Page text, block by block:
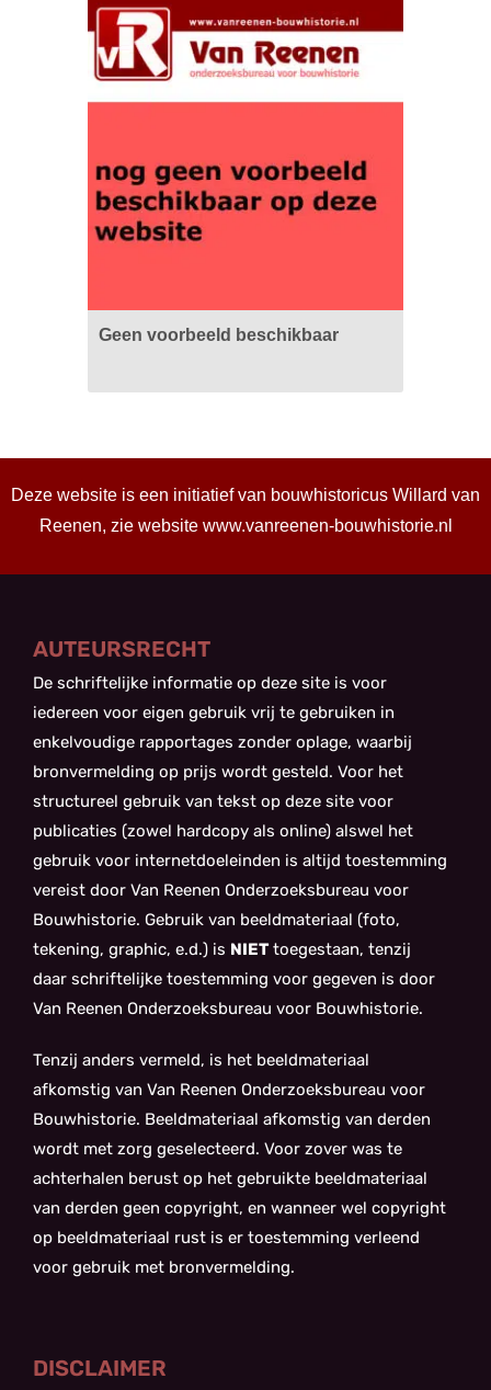
Geen voorbeeld beschikbaar
Deze website is een initiatief van bouwhistoricus Willard van
Reenen, zie website www.vanreenen-bouwhistorie.nl
AUTEURSRECHT
De schriftelijke informatie op deze site is voor
iedereen voor eigen gebruik vrij te gebruiken in
enkelvoudige rapportages zonder oplage, waarbij
bronvermelding op prijs wordt gesteld. Voor het
structureel gebruik van tekst op deze site voor
publicaties (zowel hardcopy als online) alswel het
gebruik voor internetdoeleinden is altijd toestemming
vereist door Van Reenen Onderzoeksbureau voor
Bouwhistorie. Gebruik van beeldmateriaal (foto,
tekening, graphic, e.d.) is NIETtoegestaan, tenzij
daar schriftelijke toestemming voor gegeven is door
Van Reenen Onderzoeksbureau voor Bouwhistorie.
Tenzij anders vermeld, is het beeldmateriaal
afkomstig van Van Reenen Onderzoeksbureau voor
Bouwhistorie. Beeldmateriaal afkomstig van derden
wordt met zorg geselecteerd. Voor zover was te
achterhalen berust op het gebruikte beeldmateriaal
van derden geen copyright, en wanneer wel copyright
op beeldmateriaal rust is er toestemming verleend
voor gebruik met bronvermelding.
DISCLAIMER